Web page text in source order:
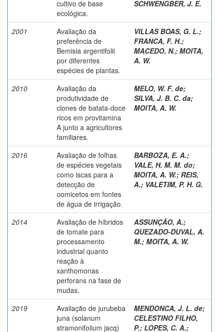
cultivo de base
ecológica.
SCHWENGBER, J. E.
2001
Avaliação da
preferência de
Bemisia argentifolii
por diferentes
espécies de plantas.
VILLAS BOAS, G. L.;
FRANCA, F. H.;
MACEDO, N.; MOITA,
A. W.
2010
Avaliação da
produtividade de
clones de batata-doce
ricos em provitamina
A junto a agricultores
familiares.
MELO, W. F. de;
SILVA, J. B. C. da;
MOITA, A. W.
2016
Avaliação de folhas
de espécies vegetais
como iscas para a
detecção de
oomicetos em fontes
de água de irrigação.
BARBOZA, E. A.;
VALE, H. M. M. do;
MOITA, A. W.; REIS,
A.; VALETIM, P. H. G.
2014
Avaliação de híbridos
de tomate para
processamento
industrial quanto
reação à
xanthomonas
perforans na fase de
mudas.
ASSUNÇÃO, A.;
QUEZADO-DUVAL, A.
M.; MOITA, A. W.
2019
Avaliação de jurubeba
juna (solanum
stramonifolium jacq)
MENDONCA, J. L. de;
CELESTINO FILHO,
P.; LOPES, C. A.;